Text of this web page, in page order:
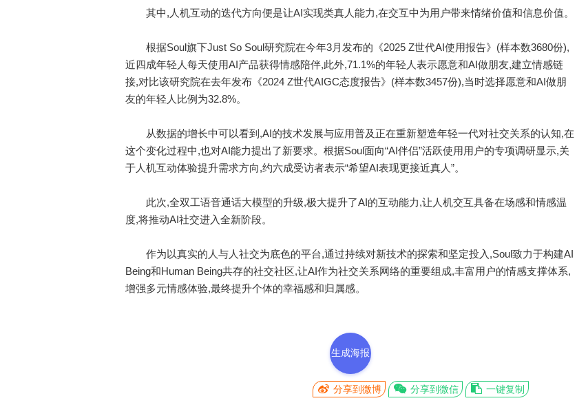
其中,人机互动的迭代方向便是让AI实现类真人能力,在交互中为用户带来情绪价值和信息价值。
根据Soul旗下Just So Soul研究院在今年3月发布的《2025 Z世代AI使用报告》(样本数3680份),
近四成年轻人每天使用AI产品获得情感陪伴,此外,71.1%的年轻人表示愿意和AI做朋友,建立情感链
接,对比该研究院在去年发布《2024 Z世代AIGC态度报告》(样本数3457份),当时选择愿意和AI做朋
友的年轻人比例为32.8%。
从数据的增长中可以看到,AI的技术发展与应用普及正在重新塑造年轻一代对社交关系的认知,在
这个变化过程中,也对AI能力提出了新要求。根据Soul面向“AI伴侣”活跃使用用户的专项调研显示,关
于人机互动体验提升需求方向,约六成受访者表示“希望AI表现更接近真人”。
此次,全双工语音通话大模型的升级,极大提升了AI的互动能力,让人机交互具备在场感和情感温
度,将推动AI社交进入全新阶段。
作为以真实的人与人社交为底色的平台,通过持续对新技术的探索和坚定投入,Soul致力于构建AI
Being和Human Being共存的社交社区,让AI作为社交关系网络的重要组成,丰富用户的情感支撑体系,
增强多元情感体验,最终提升个体的幸福感和归属感。
生成海报
分享到微博 分享到微信 一键复制